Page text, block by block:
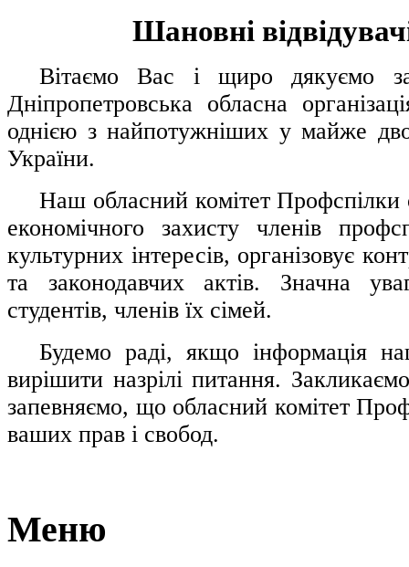
Шановні
Вітаємо Вас і щиро дякуємо за
Дніпропетровська обласна
однією з найпотужніших у майже
України.
Наш обласний комітет Профспілки
економічного захисту членів
культурних інтересів, організовує
та законодавчих актів. Значна
студентів, членів їх сімей.
Будемо раді, якщо інформація
вирішити назрілі питання.
запевняємо, що обласний комітет
ваших прав і свобод.
Меню